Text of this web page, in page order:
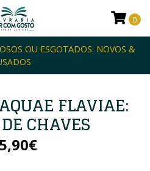
OU ESGOTADOS: NOVOS &
0
FLAVIAE:
CHAVES